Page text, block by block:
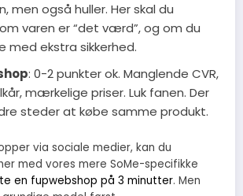
men også huller. Her skal du
varen er “det værd”, og om du
med ekstra sikkerhed.
: 0-2 punkter ok. Manglende CVR,
mærkelige priser. Luk fanen. Der
steder at købe samme produkt.
via sociale medier, kan du
med vores mere SoMe-specifikke
en fupwebshop på 3 minutter. Men